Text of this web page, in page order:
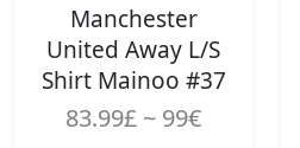
Manchester
United Away L/S
Shirt Mainoo #37
83.99£ ~ 99€